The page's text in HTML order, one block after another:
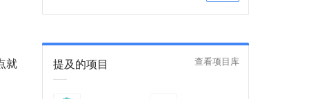
就 提及的项目 查看项目库